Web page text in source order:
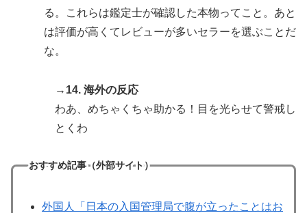
る。これらは鑑定士が確認した本物ってこと。あと
は評価が高くてレビューが多いセラーを選ぶことだ
な。
→14. 海外の反応
わあ、めちゃくちゃ助かる！目を光らせて警戒し
とくわ
おすすめ記事（外部サイト）
外国人「日本の入国管理局で腹が立ったことはお